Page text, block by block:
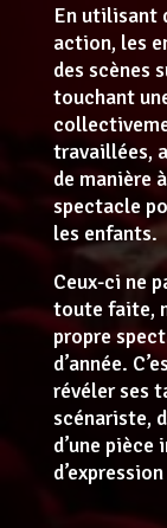
En utilisant
action, les
des scènes
touchant
travaillées,
de manière
spectacle
les enfants.
Ceux-ci ne
toute faite,
propre
d’année.
révéler ses
scénariste,
d’une